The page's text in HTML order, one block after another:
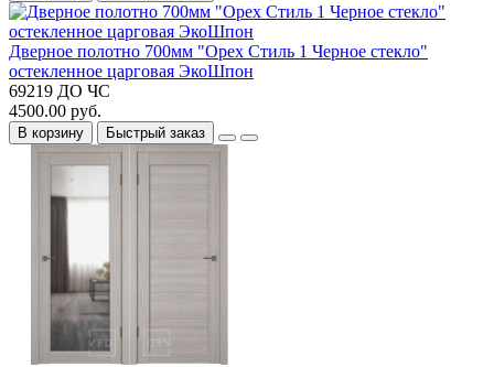
Дверное полотно 700мм "Орех Стиль 1 Черное стекло"
остекленное царговая ЭкоШпон
69219 ДО ЧС
4500.00 руб.
В корзину Быстрый заказ